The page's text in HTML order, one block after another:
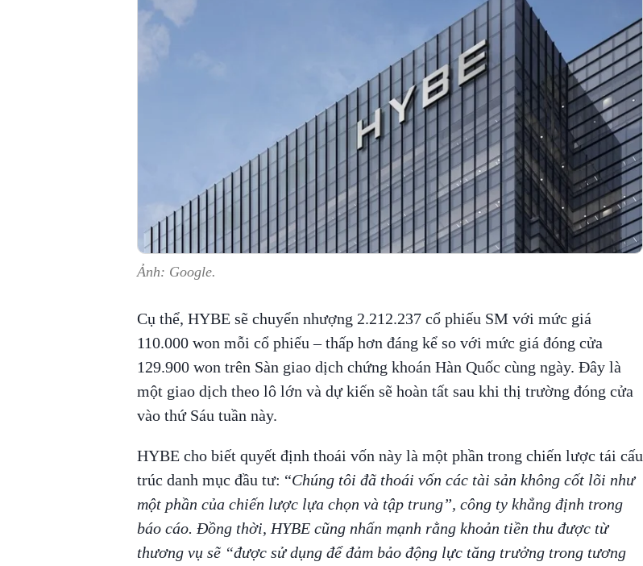
Ảnh: Google.
Cụ thể, HYBE sẽ chuyển nhượng 2.212.237 cổ phiếu SM với mức giá
110.000 won mỗi cổ phiếu – thấp hơn đáng kể so với mức giá đóng cửa
129.900 won trên Sàn giao dịch chứng khoán Hàn Quốc cùng ngày. Đây là
một giao dịch theo lô lớn và dự kiến sẽ hoàn tất sau khi thị trường đóng cửa
vào thứ Sáu tuần này.
HYBE cho biết quyết định thoái vốn này là một phần trong chiến lược tái cấu
trúc danh mục đầu tư: “Chúng tôi đã thoái vốn các tài sản không cốt lõi như
một phần của chiến lược lựa chọn và tập trung”, công ty khẳng định trong
báo cáo. Đồng thời, HYBE cũng nhấn mạnh rằng khoản tiền thu được từ
thương vụ sẽ “được sử dụng để đảm bảo động lực tăng trưởng trong tương